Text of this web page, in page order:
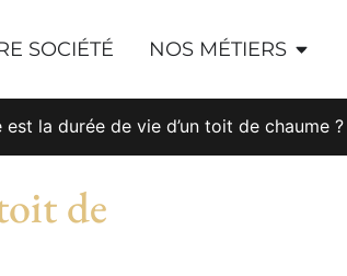
SOCIÉTÉ NOS MÉTIERS
est la durée de vie d’un toit de chaume ?
de